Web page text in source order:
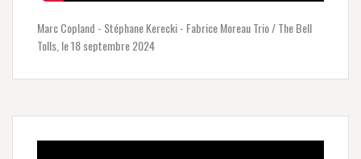
Marc Copland - Stéphane Kerecki - Fabrice Moreau Trio / The Bell
Tolls, le 18 septembre 2024